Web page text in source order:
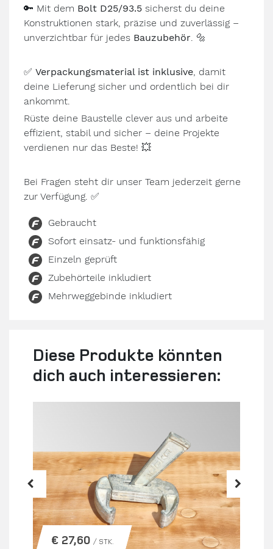
🔑 Mit dem Bolt D25/93.5 sicherst du deine
Konstruktionen stark, präzise und zuverlässig –
unverzichtbar für jedes Bauzubehör. 🔩
✅ Verpackungsmaterial ist inklusive, damit
deine Lieferung sicher und ordentlich bei dir
ankommt.
Rüste deine Baustelle clever aus und arbeite
effizient, stabil und sicher – deine Projekte
verdienen nur das Beste! 💥
Bei Fragen steht dir unser Team jederzeit gerne
zur Verfügung. ✅
Gebraucht
Sofort einsatz- und funktionsfähig
Einzeln geprüft
Zubehörteile inkludiert
Mehrweggebinde inkludiert
Diese Produkte könnten
dich auch interessieren:
€ 27,60 / STK.